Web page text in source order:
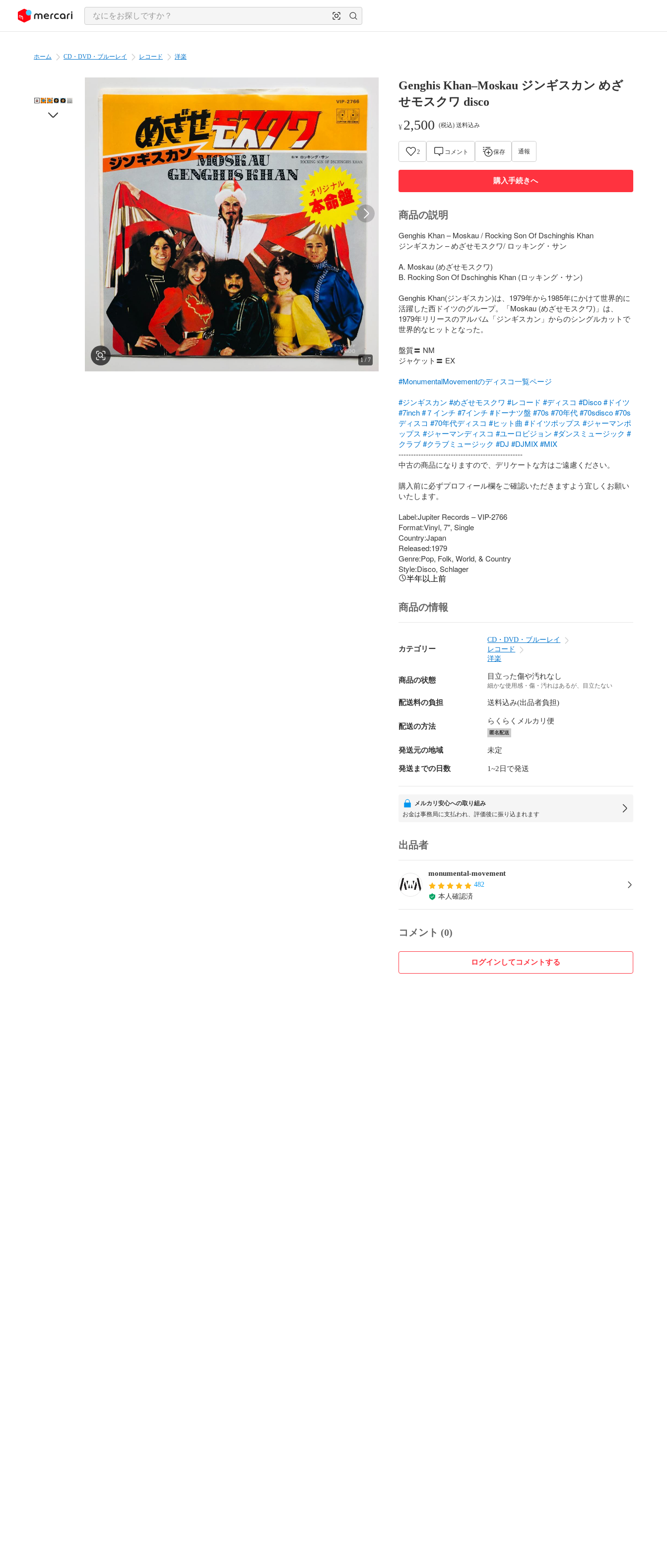
ツにスキップ
ホーム CD・DVD・ブルーレイ レコード 洋楽
1/7
Genghis Khan–Moskau ジンギスカン めざ
せモスクワ disco
¥ 2,500 (税込) 送料込み
2 コメント 保存 通報
購入手続きへ
商品の説明
Genghis Khan – Moskau / Rocking Son Of Dschinghis Khan
ジンギスカン – めざせモスクワ/ ロッキング・サン
A. Moskau (めざせモスクワ)
B. Rocking Son Of Dschinghis Khan (ロッキング・サン)
Genghis Khan(ジンギスカン)は、1979年から1985年にかけて世界的に
活躍した西ドイツのグループ。「Moskau (めざせモスクワ)」は、
1979年リリースのアルバム「ジンギスカン」からのシングルカットで
世界的なヒットとなった。
盤質〓 NM
ジャケット〓 EX
#MonumentalMovementのディスコ一覧ページ
#ジンギスカン #めざせモスクワ #レコード #ディスコ #Disco #ドイツ
#7inch #７インチ #7インチ #ドーナツ盤 #70s #70年代 #70sdisco #70s
ディスコ #70年代ディスコ #ヒット曲 #ドイツポップス #ジャーマンポ
ップス #ジャーマンディスコ #ユーロビジョン #ダンスミュージック #
クラブ #クラブミュージック #DJ #DJMIX #MIX
--------------------------------------------------
中古の商品になりますので、デリケートな方はご遠慮ください。
購入前に必ずプロフィール欄をご確認いただきますよう宜しくお願い
いたします。
Label:Jupiter Records – VIP-2766
Format:Vinyl, 7", Single
Country:Japan
Released:1979
Genre:Pop, Folk, World, & Country
Style:Disco, Schlager
半年以上前
商品の情報
カテゴリー
CD・DVD・ブルーレイ
レコード
洋楽
商品の状態 目立った傷や汚れなし
細かな使用感・傷・汚れはあるが、目立たない
配送料の負担 送料込み(出品者負担)
配送の方法
らくらくメルカリ便
匿名配送
発送元の地域 未定
発送までの日数 1~2日で発送
メルカリ安心への取り組み
お金は事務局に支払われ、評価後に振り込まれます
出品者
monumental-movement
482
本人確認済
コメント (0)
ログインしてコメントする